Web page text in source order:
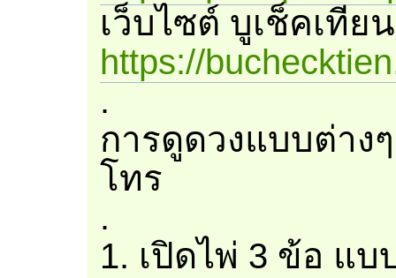
เว็บไซต์ บูเช็คเทีย
https://
.
การดูดวงแบบต่า
โทร
.
1. เปิดไพ่ 3 ข้อ แ